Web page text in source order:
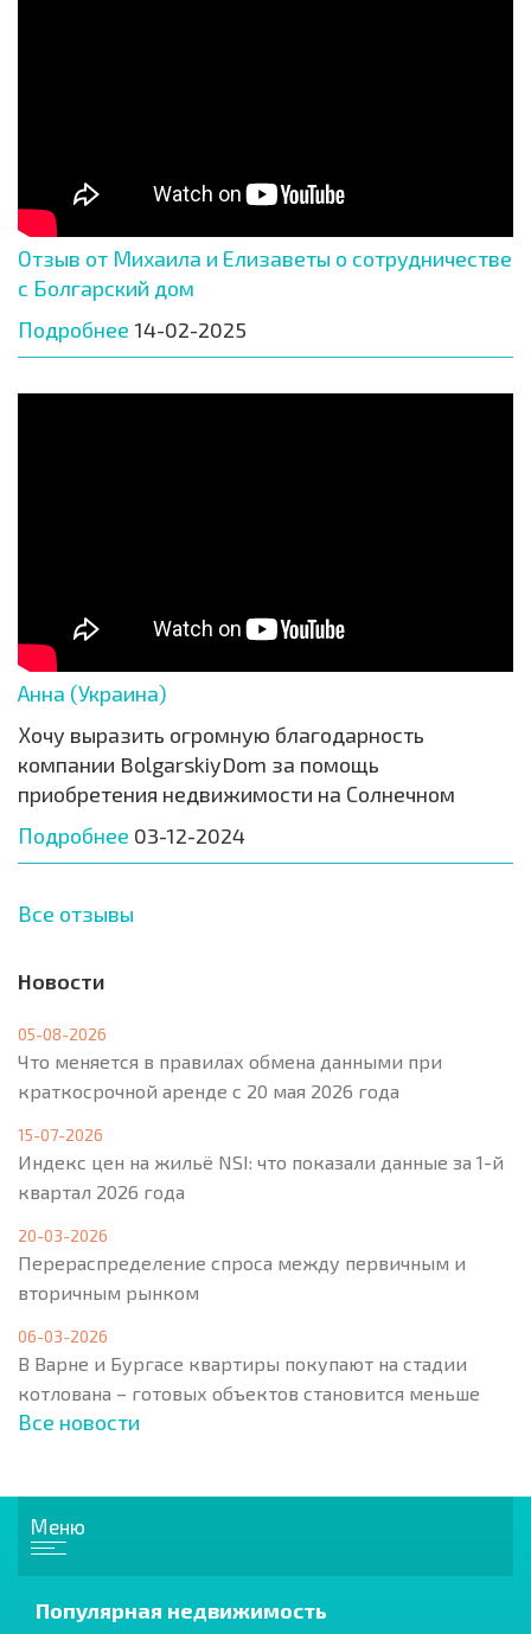
Отзыв от Михаила и Елизаветы о сотрудничестве
с Болгарский дом
Подробнее 14-02-2025
Анна (Украина)
Хочу выразить огромную благодарность
компании BolgarskiyDom за помощь
приобретения недвижимости на Солнечном
Подробнее 03-12-2024
Все отзывы
Новости
05-08-2026
Что меняется в правилах обмена данными при
краткосрочной аренде с 20 мая 2026 года
15-07-2026
Индекс цен на жильё NSI: что показали данные за 1-й
квартал 2026 года
20-03-2026
Перераспределение спроса между первичным и
вторичным рынком
06-03-2026
В Варне и Бургасе квартиры покупают на стадии
котлована – готовых объектов становится меньше
Все новости
Меню
Популярная недвижимость